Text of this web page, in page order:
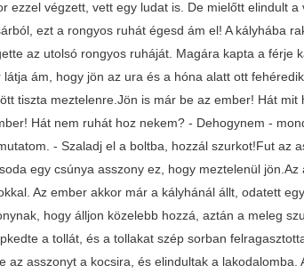
végzett, vett egy ludat is. De mielőtt elindult a
ezt a rongyos ruhát égesd ám el! A kályhába
az utolsó rongyos ruháját. Magára kapta a férje
ám, hogy jön az ura és a hóna alatt ott fehéredik
tiszta meztelenre.Jön is már be az ember! Hát mit
Hát nem ruhát hoz nekem? - Dehogynem -
- Szaladj el a boltba, hozzál szurkot!Fut az
egy csúnya asszony ez, hogy meztelenül jön.Az
Az ember akkor már a kályhánál állt, odatett
hogy álljon közelebb hozzá, aztán a meleg
a tollát, és a tollakat szép sorban
asszonyt a kocsira, és elindultak a lakodalomba.